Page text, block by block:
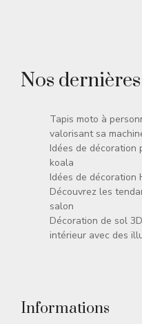
Nos
Tapis moto à
valorisant sa
Idées de décoration
koala
Idées de décoration
Découvrez les
salon
Décoration de sol
intérieur avec des
Informations